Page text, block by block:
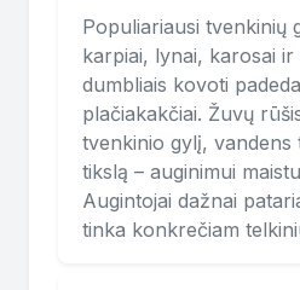
Populiariausi tvenkinių
karpiai, lynai, karosai
dumbliais kovoti
plačiakakčiai. Žuvų
tvenkinio gylį, vandens
tikslą – auginimui
Augintojai dažnai
tinka konkrečiam